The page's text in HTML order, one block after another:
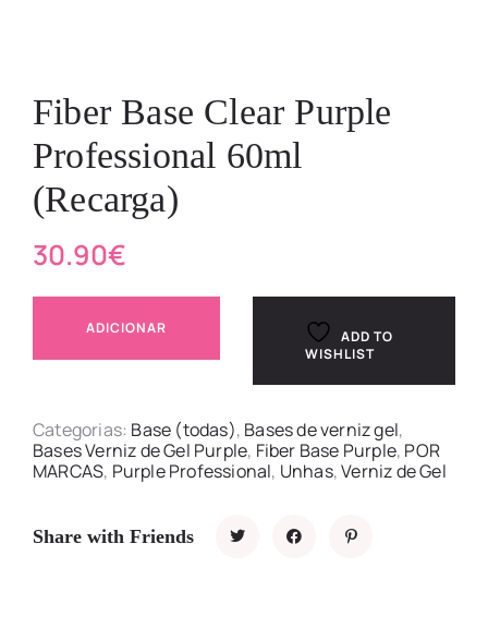
Fiber Base Clear Purple
Professional 60ml
(Recarga)
30.90€
ADICIONAR
ADD TO
WISHLIST
Categorias: Base (todas), Bases de verniz gel,
Bases Verniz de Gel Purple, Fiber Base Purple, POR
MARCAS, Purple Professional, Unhas,Verniz de Gel
Share with Friends